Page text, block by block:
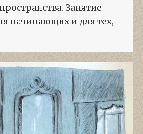
Занятие
начинающих и для тех,